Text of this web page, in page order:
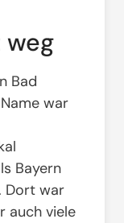
Bad
war
Bayern
Dort war
auch viele